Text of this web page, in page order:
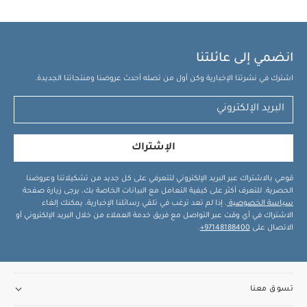
يحتوي على طبقات إضافية يمكن للطفل التخلص منها أثناء
الخامات:
إيلاستين
يرجى مراجعة دليل المقاسات المرفق مع صور المنتجات.
يغلق السحّاب قبل الغسل
غسل لطيف في الغسالة
بالماء الدافئ داخل كيس غسيل مع ألوان مماثلة
يعاد إلى
شكله الطبيعي بعد الغسل وقبل التجفيف
تجفيف على درجة
حرارة منخفضة
يجفف أي تصميم بمعدل دفء 2.5 أو أكثر على
التنظيف الجاف
طقم بيجاما قطعة واحدة عضوية
انضمي إلى عائلتنا
اشترك في نشرتنا الإخبارية وكن أول من تصله أحدث عروضنا ومنتجاتنا الجديدة.
الإشتراك
قومي بالاشتراك عبر البريد الإلكتروني لتتعرفي على كل جديد من تشكيلاتنا وعروضنا
الحصرية. للتعرف أكثر على كيفية التعامل مع البيانات الخاصة بك، يرجى زيارة صفحة
سياسة الخصوصية . إذا لم تعد ترغب في تلقي رسائلنا الإخبارية، يمكنك إلغاء
الاشتراك في أي وقت عبر التواصل مع فريق خدمة العملاء من خلال البريد الإلكتروني أو
الاتصال على 97148188400+
.
تسوق معنا